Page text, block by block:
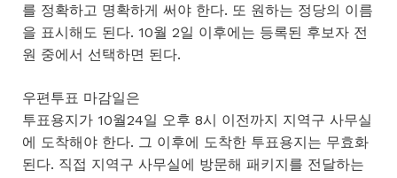
를 정확하고 명확하게 써야 한다. 또 원하는 정당의 이름
을 표시해도 된다. 10월 2일 이후에는 등록된 후보자 전
원 중에서 선택하면 된다.
우편투표 마감일은
투표용지가 10월24일 오후 8시 이전까지 지역구 사무실
에 도착해야 한다. 그 이후에 도착한 투표용지는 무효화
된다. 직접 지역구 사무실에 방문해 패키지를 전달하는